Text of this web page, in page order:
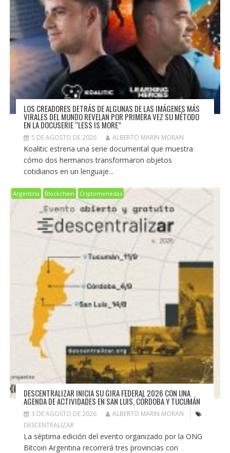
LOS CREADORES DETRÁS DE ALGUNAS DE LAS IMÁGENES MÁS
VIRALES DEL MUNDO REVELAN POR PRIMERA VEZ SU MÉTODO
EN LA DOCUSERIE “LESS IS MORE”
5 DE AGOSTO DE 2026 ALBERTO MARIN MORAN
Koalitic estrena una serie documental que muestra
cómo dos hermanos transformaron objetos
cotidianos en un lenguaje...
Argentina Blockchain Criptomonedas
DESCENTRALIZAR INICIA SU GIRA FEDERAL 2026 CON UNA
AGENDA DE ACTIVIDADES EN SAN LUIS, CÓRDOBA Y TUCUMÁN
3 DE AGOSTO DE 2026
ALBERTO MARIN MORAN
DESCENTRALIZAR
La séptima edición del evento organizado por la ONG
Bitcoin Argentina recorrerá tres provincias con